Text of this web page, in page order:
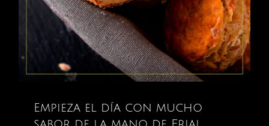
Empieza el día con mucho